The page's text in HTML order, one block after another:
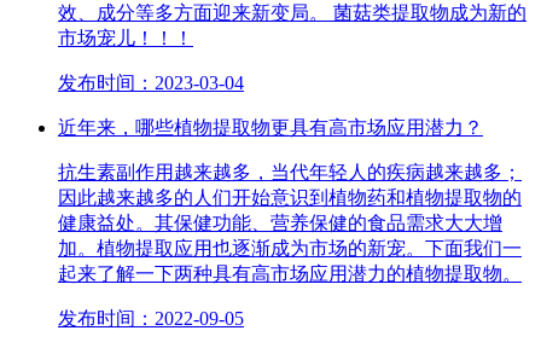
效、成分等多方面迎来新变局。 菌菇类提取物成为新的
市场宠儿！！！
发布时间：2023-03-04
近年来，哪些植物提取物更具有高市场应用潜力？
抗生素副作用越来越多，当代年轻人的疾病越来越多；
因此越来越多的人们开始意识到植物药和植物提取物的
健康益处。其保健功能、营养保健的食品需求大大增
加。植物提取应用也逐渐成为市场的新宠。下面我们一
起来了解一下两种具有高市场应用潜力的植物提取物。
发布时间：2022-09-05